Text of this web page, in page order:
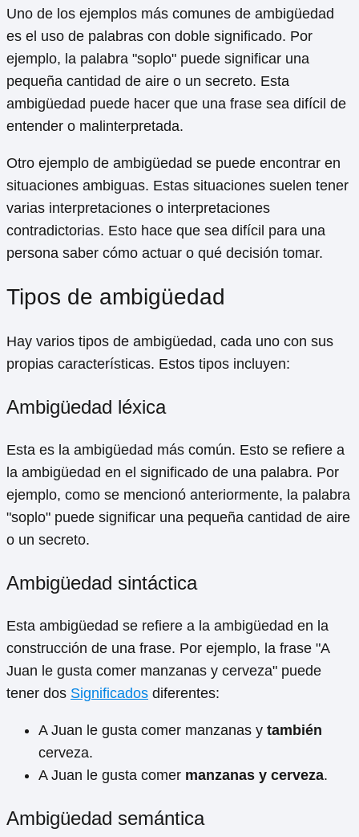
Uno de los ejemplos más comunes de ambigüedad
es el uso de palabras con doble significado. Por
ejemplo, la palabra "soplo" puede significar una
pequeña cantidad de aire o un secreto. Esta
ambigüedad puede hacer que una frase sea difícil de
entender o malinterpretada.
Otro ejemplo de ambigüedad se puede encontrar en
situaciones ambiguas. Estas situaciones suelen tener
varias interpretaciones o interpretaciones
contradictorias. Esto hace que sea difícil para una
persona saber cómo actuar o qué decisión tomar.
Tipos de ambigüedad
Hay varios tipos de ambigüedad, cada uno con sus
propias características. Estos tipos incluyen:
Ambigüedad léxica
Esta es la ambigüedad más común. Esto se refiere a
la ambigüedad en el significado de una palabra. Por
ejemplo, como se mencionó anteriormente, la palabra
"soplo" puede significar una pequeña cantidad de aire
o un secreto.
Ambigüedad sintáctica
Esta ambigüedad se refiere a la ambigüedad en la
construcción de una frase. Por ejemplo, la frase "A
Juan le gusta comer manzanas y cerveza" puede
tener dos Significados diferentes:
A Juan le gusta comer manzanas y también
cerveza.
A Juan le gusta comer manzanas y cerveza.
Ambigüedad semántica